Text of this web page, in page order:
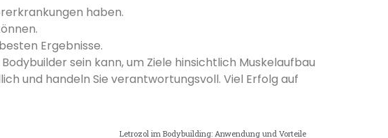
haben.
Ergebnisse.
sein kann, um Ziele hinsichtlich Muskelaufbau
und handeln Sie verantwortungsvoll. Viel Erfolg auf
Letrozol im Bodybuilding: Anwendung und Vorteile